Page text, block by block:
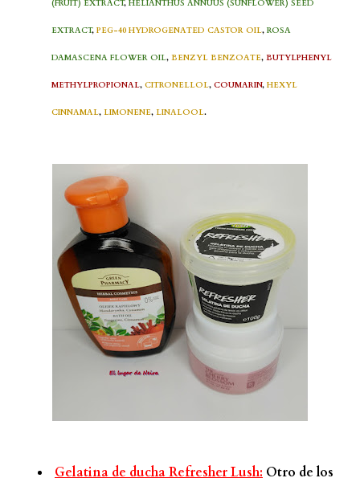
(FRUIT) EXTRACT, HELIANTHUS ANNUUS (SUNFLOWER) SEED
EXTRACT,PEG-40 HYDROGENATED CASTOR OIL, ROSA
DAMASCENA FLOWER OIL, BENZYL BENZOATE, BUTYLPHENYL
METHYLPROPIONAL, CITRONELLOL, COUMARIN, HEXYL
CINNAMAL, LIMONENE, LINALOOL.
Gelatina de ducha Refresher Lush: Otro de los